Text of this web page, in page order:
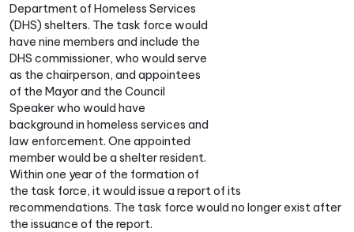
Department of Homeless Services
(DHS) shelters. The task force would
have nine members and include the
DHS commissioner, who would serve
as the chairperson, and appointees
of the Mayor and the Council
Speaker who would have
background in homeless services and
law enforcement. One appointed
member would be a shelter resident.
Within one year of the formation of
the task force, it would issue a report of its
recommendations. The task force would no longer exist after
the issuance of the report.